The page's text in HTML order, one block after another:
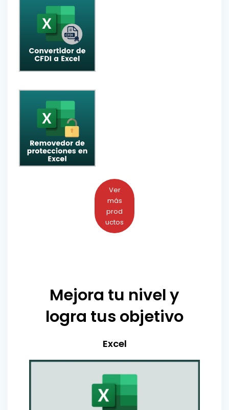
Ver
más
prod
uctos
Mejora tu nivel y
logra tus objetivo
Excel